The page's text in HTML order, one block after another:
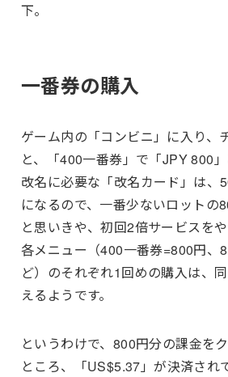
下。
一番券の購入
ゲーム内の「コンビニ」に入り、
と、「400一番券」で「JPY 800」
改名に必要な「改名カード」は、
になるので、一番少ないロット
と思いきや、初回2倍サービスをや
各メニュー（400一番券=800円、
ど）のそれぞれ1回めの購入は、
えるようです。
というわけで、800円分の課金を
ところ、「US$5.37」が決済され